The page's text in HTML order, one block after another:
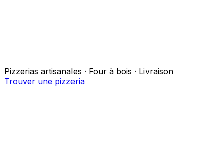
Pizzerias artisanales · Four à bois · Livraison
Trouver une pizzeria